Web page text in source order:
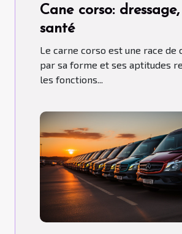
Cane corso:
santé
Le carne corso est une race de
par sa forme et ses aptitudes
les fonctions...